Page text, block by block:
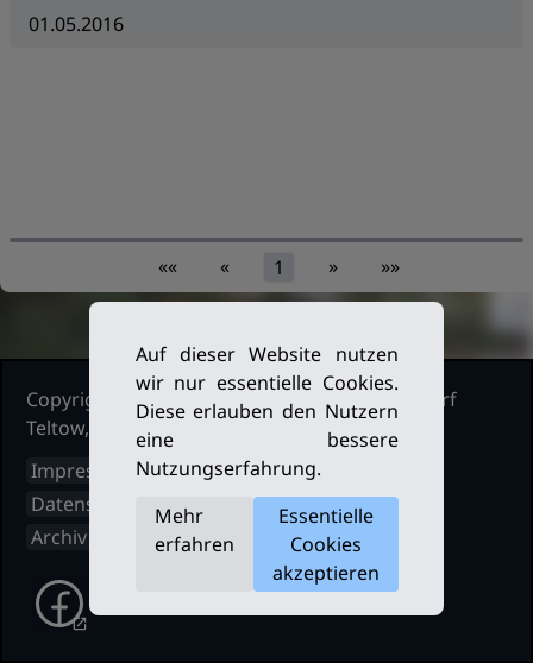
01.05.2016
«« « 1 » »»
Copyright Ruderclub Kleinmachnow Stahnsdorf
Teltow, 2026. Alle Rechte vorbehalten.
Impressum
Datenschutz
Archiv
Auf dieser Website nutzen
wir nur essentielle Cookies.
Diese erlauben den Nutzern
eine bessere
Nutzungserfahrung.
Mehr
erfahren
Essentielle
Cookies
akzeptieren